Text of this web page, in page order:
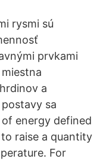
rysmi sú
prvkami
a
sa
energy defined
raise a quantity
For